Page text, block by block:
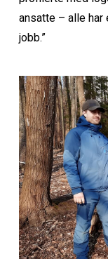
ansatte – alle har
jobb.”